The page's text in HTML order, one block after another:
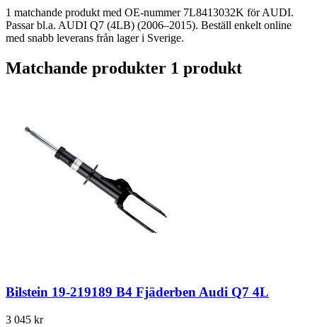
1 matchande produkt med OE-nummer 7L8413032K för AUDI.
Passar bl.a. AUDI Q7 (4LB) (2006–2015). Beställ enkelt online
med snabb leverans från lager i Sverige.
Matchande produkter 1 produkt
Bilstein 19-219189 B4 Fjäderben Audi Q7 4L
3 045 kr